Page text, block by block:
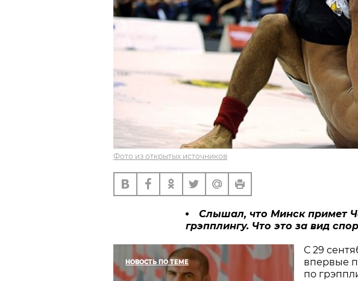
Фото из открытых источников
Слышал, что Минск примет
грэпплингу. Что это за вид
НОВОСТЬ ПО ТЕМЕ
С 29
впервые
по